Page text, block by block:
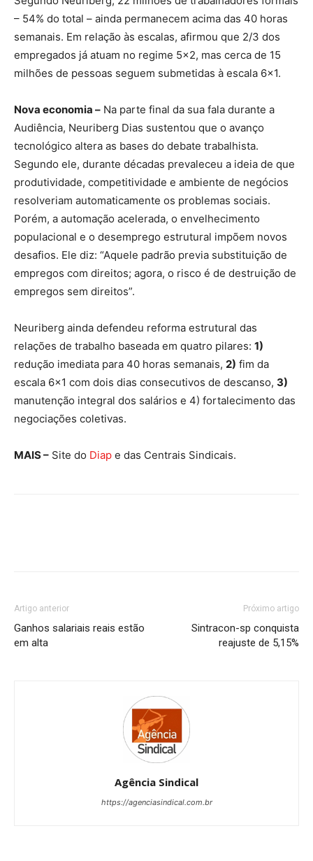
– 54% do total – ainda permanecem acima das 40 horas
semanais. Em relação às escalas, afirmou que 2/3 dos
empregados já atuam no regime 5×2, mas cerca de 15
milhões de pessoas seguem submetidas à escala 6×1.
Nova economia – Na parte final da sua fala durante a
Audiência, Neuriberg Dias sustentou que o avanço
tecnológico altera as bases do debate trabalhista.
Segundo ele, durante décadas prevaleceu a ideia de que
produtividade, competitividade e ambiente de negócios
resolveriam automaticamente os problemas sociais.
Porém, a automação acelerada, o envelhecimento
populacional e o desemprego estrutural impõem novos
desafios. Ele diz: “Aquele padrão previa substituição de
empregos com direitos; agora, o risco é de destruição de
empregos sem direitos”.
Neuriberg ainda defendeu reforma estrutural das
relações de trabalho baseada em quatro pilares: 1)
redução imediata para 40 horas semanais, 2) fim da
escala 6×1 com dois dias consecutivos de descanso, 3)
manutenção integral dos salários e 4) fortalecimento das
negociações coletivas.
MAIS – Site do Diap e das Centrais Sindicais.
Artigo anterior
Ganhos salariais reais estão
em alta
Próximo artigo
Sintracon-sp conquista
reajuste de 5,15%
Agência Sindical
https://agenciasindical.com.br